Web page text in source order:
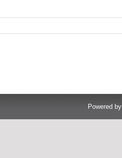
Powered by